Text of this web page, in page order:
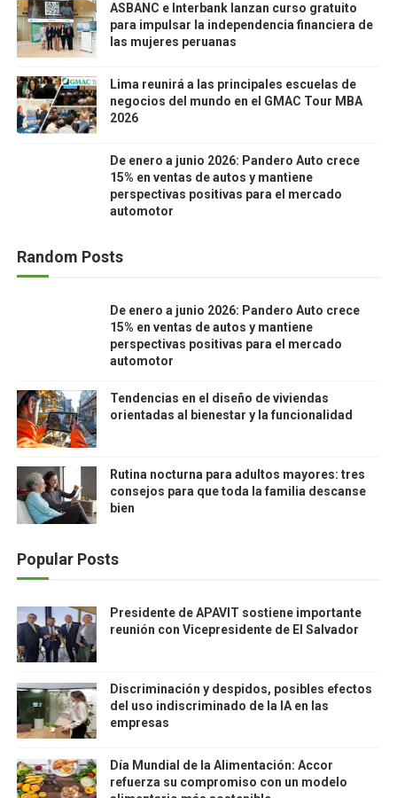
ASBANC e Interbank lanzan curso gratuito
para impulsar la independencia financiera de
las mujeres peruanas
Lima reunirá a las principales escuelas de
negocios del mundo en el GMAC Tour MBA
2026
De enero a junio 2026: Pandero Auto crece
15% en ventas de autos y mantiene
perspectivas positivas para el mercado
automotor
Random Posts
De enero a junio 2026: Pandero Auto crece
15% en ventas de autos y mantiene
perspectivas positivas para el mercado
automotor
Tendencias en el diseño de viviendas
orientadas al bienestar y la funcionalidad
Rutina nocturna para adultos mayores: tres
consejos para que toda la familia descanse
bien
Popular Posts
Presidente de APAVIT sostiene importante
reunión con Vicepresidente de El Salvador
Discriminación y despidos, posibles efectos
del uso indiscriminado de la IA en las
empresas
Día Mundial de la Alimentación: Accor
refuerza su compromiso con un modelo